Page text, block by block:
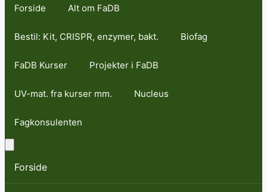
Forside Alt om FaDB
Bestil: Kit, CRISPR, enzymer, bakt. Biofag
FaDB Kurser Projekter i FaDB
UV-mat. fra kurser mm. Nucleus
Fagkonsulenten
Forside